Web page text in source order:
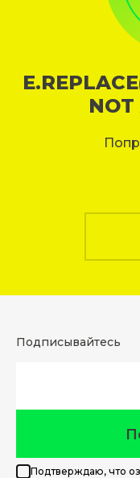
NOT
Подписывайтесь
Подтверждаю, что